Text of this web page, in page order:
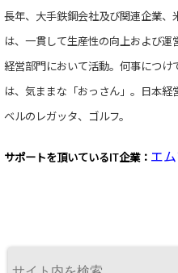
長年、大手鉄鋼会社及び関連企業、
は、一貫して生産性の向上および運
経営部門において活動。何事につけ
は、気ままな「おっさん」。日本経
ベルのレガッタ、ゴルフ。
サポートを頂いている IT企業： エ